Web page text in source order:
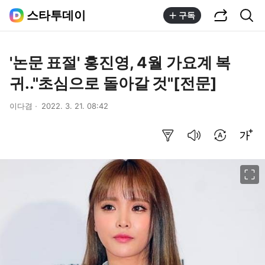
스타투데이 구독
'논문 표절' 홍진영, 4월 가요계 복
귀.."초심으로 돌아갈 것"[전문]
이다겸 2022. 3. 21. 08:42